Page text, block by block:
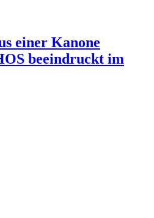
einer Kanone
beeindruckt im